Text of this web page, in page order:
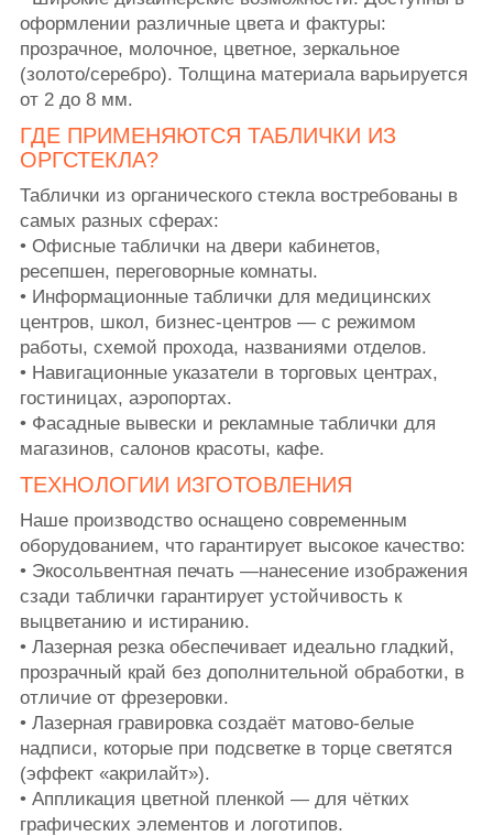
оформлении различные цвета и фактуры:
прозрачное, молочное, цветное, зеркальное
(золото/серебро). Толщина материала варьируется
от 2 до 8 мм.
ГДЕ ПРИМЕНЯЮТСЯ ТАБЛИЧКИ ИЗ
ОРГСТЕКЛА?
Таблички из органического стекла востребованы в
самых разных сферах:
• Офисные таблички на двери кабинетов,
ресепшен, переговорные комнаты.
• Информационные таблички для медицинских
центров, школ, бизнес-центров — с режимом
работы, схемой прохода, названиями отделов.
• Навигационные указатели в торговых центрах,
гостиницах, аэропортах.
• Фасадные вывески и рекламные таблички для
магазинов, салонов красоты, кафе.
ТЕХНОЛОГИИ ИЗГОТОВЛЕНИЯ
Наше производство оснащено современным
оборудованием, что гарантирует высокое качество:
• Экосольвентная печать —нанесение изображения
сзади таблички гарантирует устойчивость к
выцветанию и истиранию.
• Лазерная резка обеспечивает идеально гладкий,
прозрачный край без дополнительной обработки, в
отличие от фрезеровки.
• Лазерная гравировка создаёт матово-белые
надписи, которые при подсветке в торце светятся
(эффект «акрилайт»).
• Аппликация цветной пленкой — для чётких
графических элементов и логотипов.